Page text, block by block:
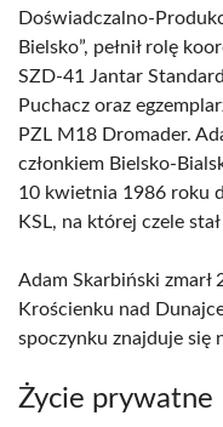
Doświadczalno-
Bielsko”, pełnił rolę
SZD-41 Jantar
Puchacz oraz
PZL M18 Dromader.
członkiem Bielsko-
10 kwietnia 1986 roku
KSL, na której czele
Adam Skarbiński
Krościenku nad
spoczynku znajduje się
Życie prywatne